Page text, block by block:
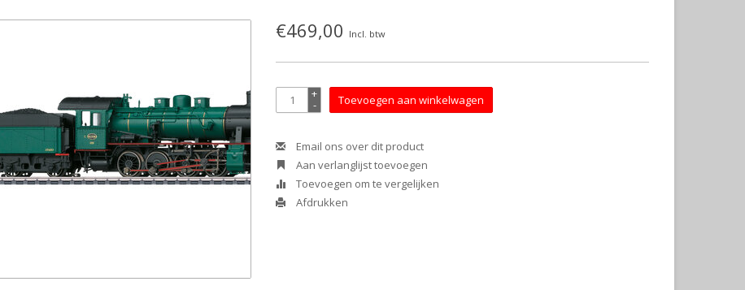
€469,00 Incl. btw
+
- Toevoegen aan winkelwagen
Email ons over dit product
Aan verlanglijst toevoegen
Toevoegen om te vergelijken
Afdrukken